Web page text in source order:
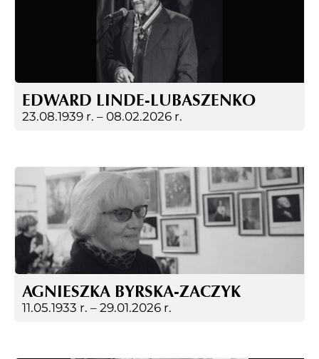
EDWARD LINDE-LUBASZENKO
23.08.1939 r. – 08.02.2026 r.
AGNIESZKA BYRSKA-ZACZYK
11.05.1933 r. – 29.01.2026 r.